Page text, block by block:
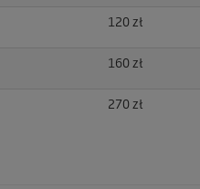
120 zł
160 zł
270 zł